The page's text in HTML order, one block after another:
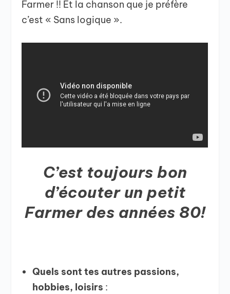
Farmer !! Et la chanson que je préfère
c’est « Sans logique ».
C’est toujours bon
d’écouter un petit
Farmer des années 80!
Quels sont tes autres passions,
hobbies, loisirs :